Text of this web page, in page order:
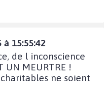
15:55:42
de l inconscience
UN MEURTRE !
ne soient